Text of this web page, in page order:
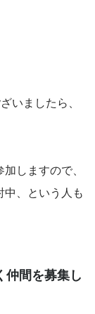
いましたら、
しますので、
、という人も
仲間を募集し